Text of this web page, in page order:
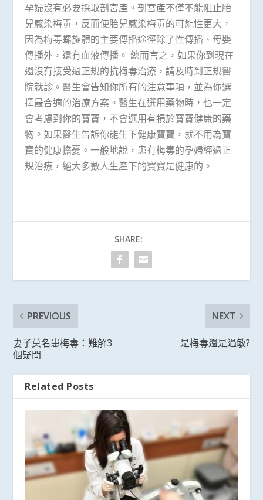
孕婦沒有必要採取剖宮產。剖宮產不僅不能阻止胎
兒感染梅毒，反而使胎兒感染梅毒的可能性更大，
因為梅毒螺旋體的主要傳播途徑除了性傳播、母嬰
傳播外，還有血液傳播。 總而言之，如果你到現在
還沒有接受過正規的抗梅毒治療，請及時到正規醫
院就診。醫生會告知你所有的注意事項，並為你選
擇最合適的治療方案。醫生在選用藥物時，也一定
會考慮到你的寶寶，不會選用有損於寶寶健康的藥
物。如果醫生告訴你能生下健康寶寶，就不用為寶
寶的健康擔憂。一般地說，患有梅毒的孕婦經過正
規治療，絕大多數人生產下的寶寶是健康的。
SHARE:
PREVIOUS
妻子莫名患梅毒：難解3
個疑問
NEXT
是梅毒還是過敏?
Related Posts